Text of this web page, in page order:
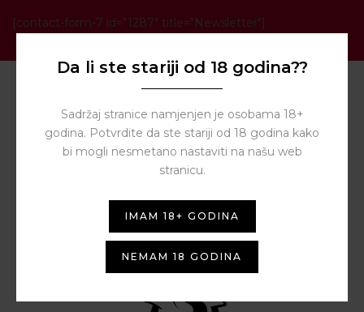
[contact-form-7 id="1287" title="Newsletter"]
Da li ste stariji od 18 godina??
Sadržaj stranice namjenjen je osobama 18+
godina. Potvrdite da ste stariji od 18 godina kako
bi mogli nesmetano nastaviti na našu web
stranicu.
IMAM 18+ GODINA
NEMAM 18 GODINA